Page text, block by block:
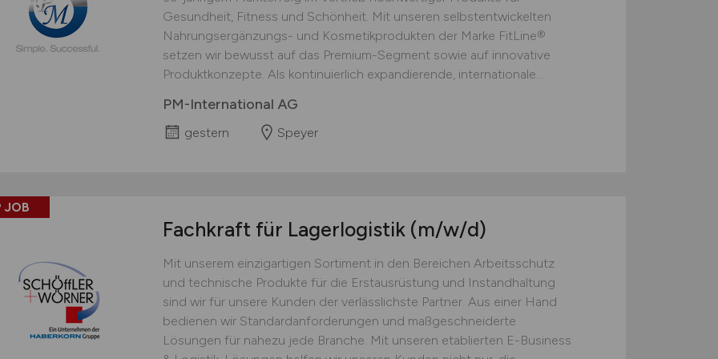
Gesundheit, Fitness und Schönheit. Mit unseren selbstentwickelten
Nahrungsergänzungs- und Kosmetikprodukten der Marke FitLine®
setzen wir bewusst auf das Premium-Segment sowie auf innovative
Produktkonzepte. Als kontinuierlich expandierende, internationale...
PM-International AG
gestern Speyer
JOB
Fachkraft für Lagerlogistik (m/w/d)
Mit unserem einzigartigen Sortiment in den Bereichen Arbeitsschutz
und technische Produkte für die Erstausrüstung und Instandhaltung
sind wir für unsere Kunden der verlässlichste Partner. Aus einer Hand
bedienen wir Standardanforderungen und maßgeschneiderte
Lösungen für nahezu jede Branche. Mit unseren etablierten E-Business